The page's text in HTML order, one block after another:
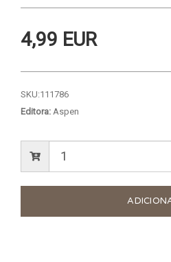
4,99 EUR
SKU:111786
Editora: Aspen